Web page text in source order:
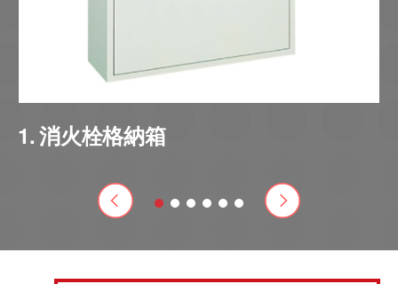
1 消火栓格納箱